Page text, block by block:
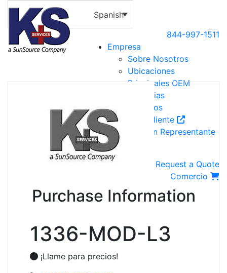
Spanish
844-997-1511
Empresa
Sobre Nosotros
Ubicaciones
Principales OEM
Industrias
Recursos
Portal del Cliente
Encuentre un Representante
Contact Us
Request a Quote
Comercio
Purchase Information
1336-MOD-L3
¡Llame para precios!